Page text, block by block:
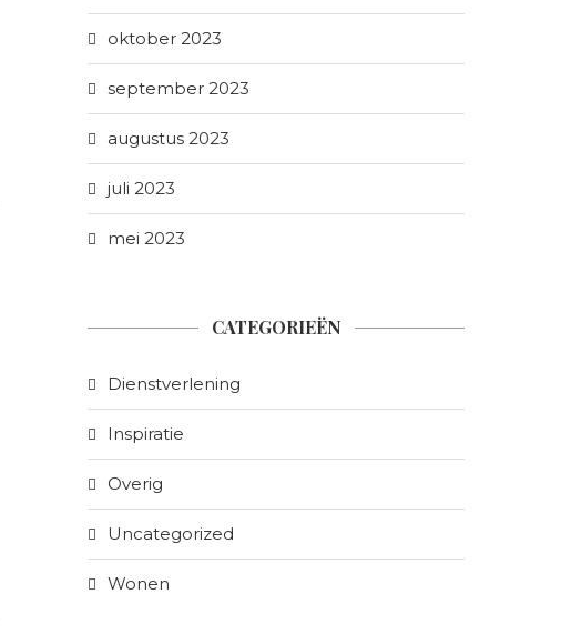
oktober 2023
september 2023
augustus 2023
juli 2023
mei 2023
CATEGORIEËN
Dienstverlening
Inspiratie
Overig
Uncategorized
Wonen